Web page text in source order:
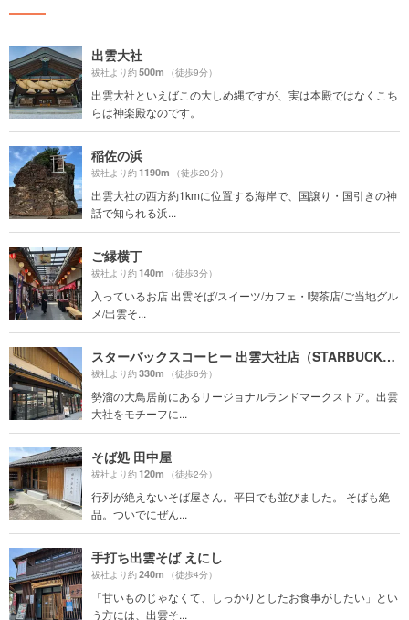
出雲大社
祓社より約500m （徒歩9分）
出雲大社といえばこの大しめ縄ですが、実は本殿ではなくこち
らは神楽殿なのです。
稲佐の浜
祓社より約1190m （徒歩20分）
出雲大社の西方約1kmに位置する海岸で、国譲り・国引きの神
話で知られる浜...
ご縁横丁
祓社より約140m （徒歩3分）
入っているお店 出雲そば/スイーツ/カフェ・喫茶店/ご当地グル
メ/出雲そ...
スターバックスコーヒー 出雲大社店（STARBUCKS COFFEE）
祓社より約330m （徒歩6分）
勢溜の大鳥居前にあるリージョナルランドマークストア。出雲
大社をモチーフに...
そば処 田中屋
祓社より約120m （徒歩2分）
行列が絶えないそば屋さん。平日でも並びました。 そばも絶
品。ついでにぜん...
手打ち出雲そば えにし
祓社より約240m （徒歩4分）
「甘いものじゃなくて、しっかりとしたお食事がしたい」とい
う方には、出雲そ...